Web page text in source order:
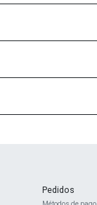
Pedidos